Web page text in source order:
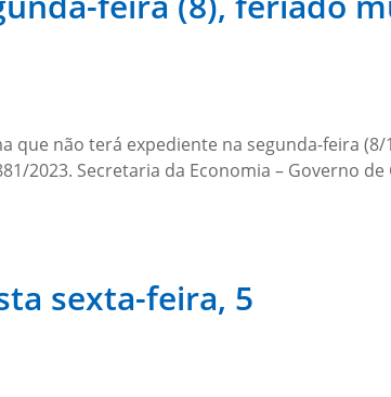
que não terá expediente na segunda-feira
2023. Secretaria da Economia – Governo
sexta-feira, 5